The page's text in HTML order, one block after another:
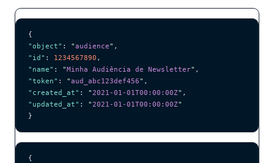
{
"object" : "audience" ,
"id" : 1234567890 ,
"name" : "Minha Audiência de Newsletter" ,
"token" : "aud_abc123def456" ,
"created_at" : " 2021-01-01T00:00:00Z" ,
"updated_at" : " 2021-01-01T00:00:00Z"
}
{